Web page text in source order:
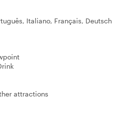
Italiano, Français, Deutsch
attractions